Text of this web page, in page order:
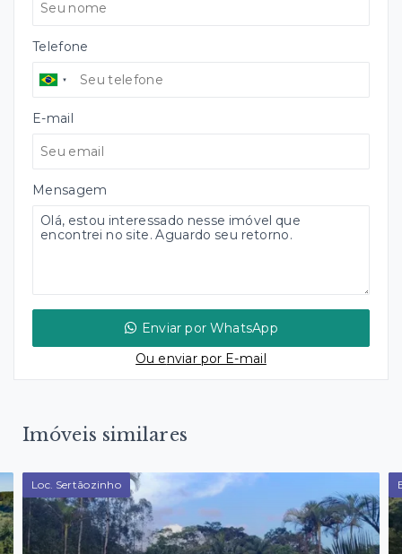
Telefone
E-mail
Mensagem
Enviar por WhatsApp
Ou enviar por E-mail
Imóveis similares
Loc. Sertãozinho